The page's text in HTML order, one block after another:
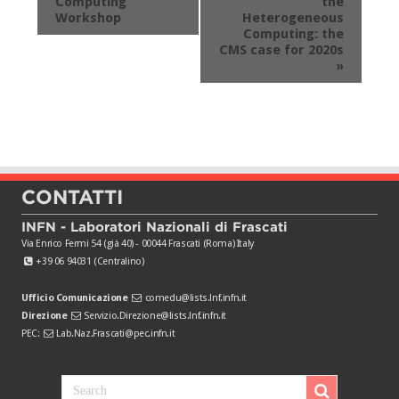
Workshop
Heterogeneous
Computing: the
CMS case for 2020s
»
CONTATTI
INFN - Laboratori Nazionali di Frascati
Via Enrico Fermi 54 (già 40) - 00044 Frascati (Roma) Italy
+39 06 94031 (Centralino)
Ufficio Comunicazione
comedu@lists.lnf.infn.it
Direzione
Servizio.Direzione@lists.lnf.infn.it
PEC:
Lab.Naz.Frascati@pec.infn.it